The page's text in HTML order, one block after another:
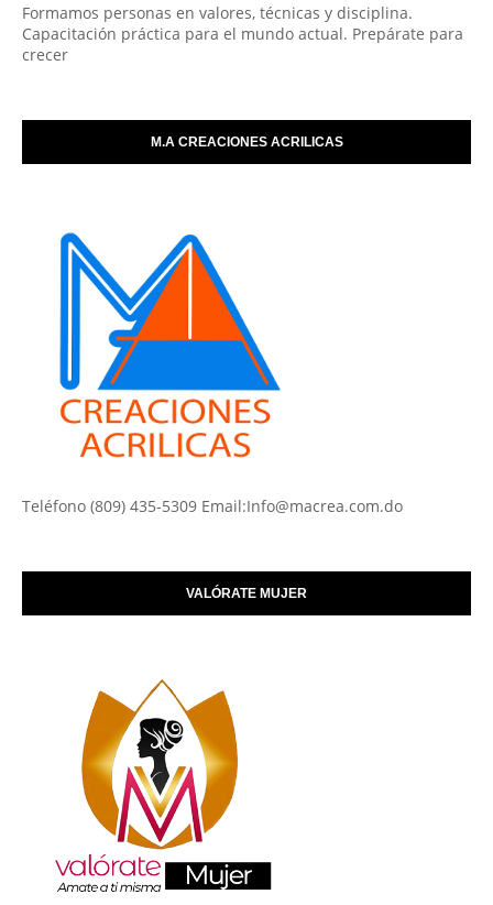
Formamos personas en valores, técnicas y disciplina.
Capacitación práctica para el mundo actual. Prepárate para
crecer
M.A CREACIONES ACRILICAS
Teléfono (809) 435-5309 Email:Info@macrea.com.do
VALÓRATE MUJER